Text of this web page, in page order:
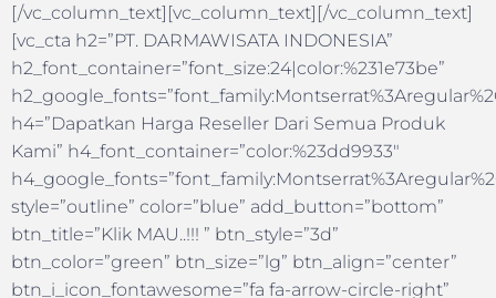
[/vc_column_text][vc_column_text][/vc_column_text]
[vc_cta h2=”PT. DARMAWISATA INDONESIA”
h2_font_container=”font_size:24|color:%231e73be”
h4=”Dapatkan Harga Reseller Dari Semua Produk
Kami” h4_font_container=”color:%23dd9933″
style=”outline” color=”blue” add_button=”bottom”
btn_title=”Klik MAU..!!! ” btn_style=”3d”
btn_color=”green” btn_size=”lg” btn_align=”center”
btn_i_icon_fontawesome=”fa fa-arrow-circle-right”